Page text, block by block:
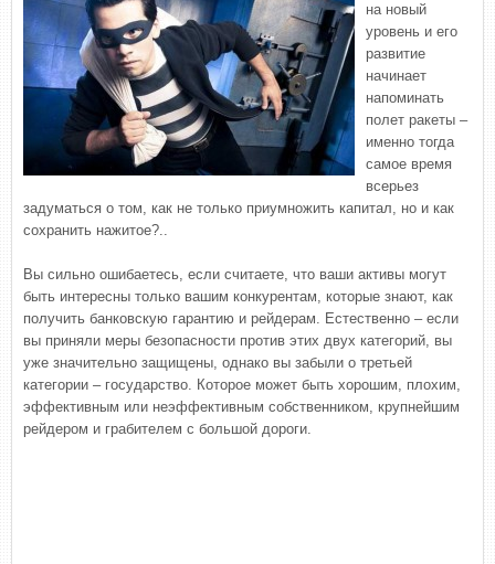
на новый
уровень и его
развитие
начинает
напоминать
полет ракеты –
именно тогда
самое время
всерьез
задуматься о том, как не только приумножить капитал, но и как
сохранить нажитое?..
Вы сильно ошибаетесь, если считаете, что ваши активы могут
быть интересны только вашим конкурентам, которые знают, как
получить банковскую гарантию и рейдерам. Естественно – если
вы приняли меры безопасности против этих двух категорий, вы
уже значительно защищены, однако вы забыли о третьей
категории – государство. Которое может быть хорошим, плохим,
эффективным или неэффективным собственником, крупнейшим
рейдером и грабителем с большой дороги.